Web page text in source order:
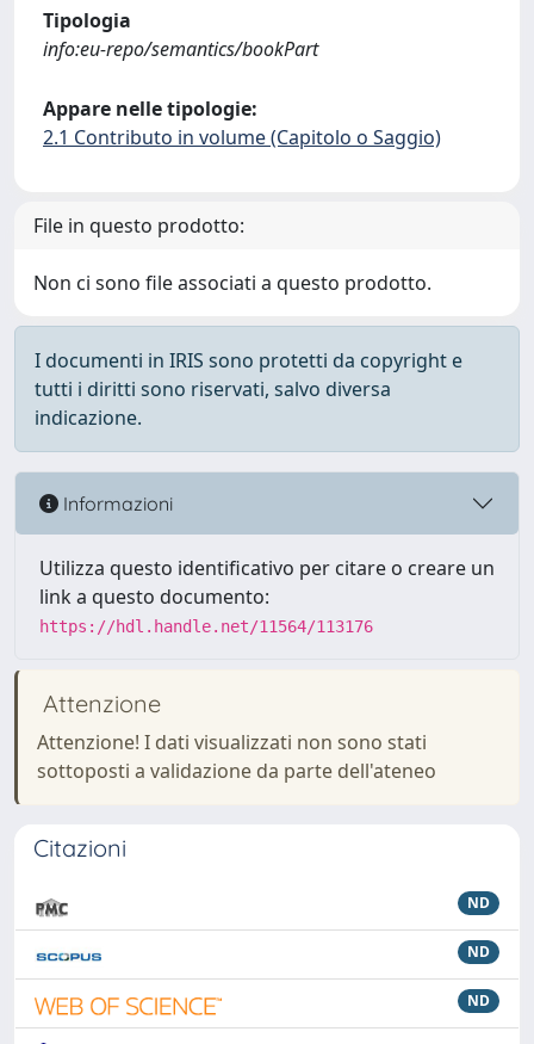
Tipologia
info:eu-repo/semantics/bookPart
Appare nelle tipologie:
2.1 Contributo in volume (Capitolo o Saggio)
File in questo prodotto:
Non ci sono file associati a questo prodotto.
I documenti in IRIS sono protetti da copyright e
tutti i diritti sono riservati, salvo diversa
indicazione.
Informazioni
Utilizza questo identificativo per citare o creare un
link a questo documento:
https://hdl.handle.net/11564/113176
Attenzione
Attenzione! I dati visualizzati non sono stati
sottoposti a validazione da parte dell'ateneo
Citazioni
ND
ND
ND